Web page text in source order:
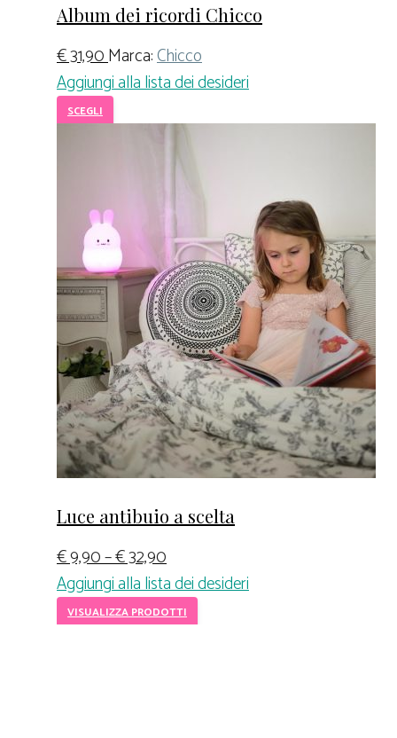
Album dei ricordi Chicco
€31,90Marca:Chicco
Aggiungi alla lista dei desideri
SCEGLI
Luce antibuio a scelta
€9,90–€32,90
Aggiungi alla lista dei desideri
VISUALIZZA PRODOTTI